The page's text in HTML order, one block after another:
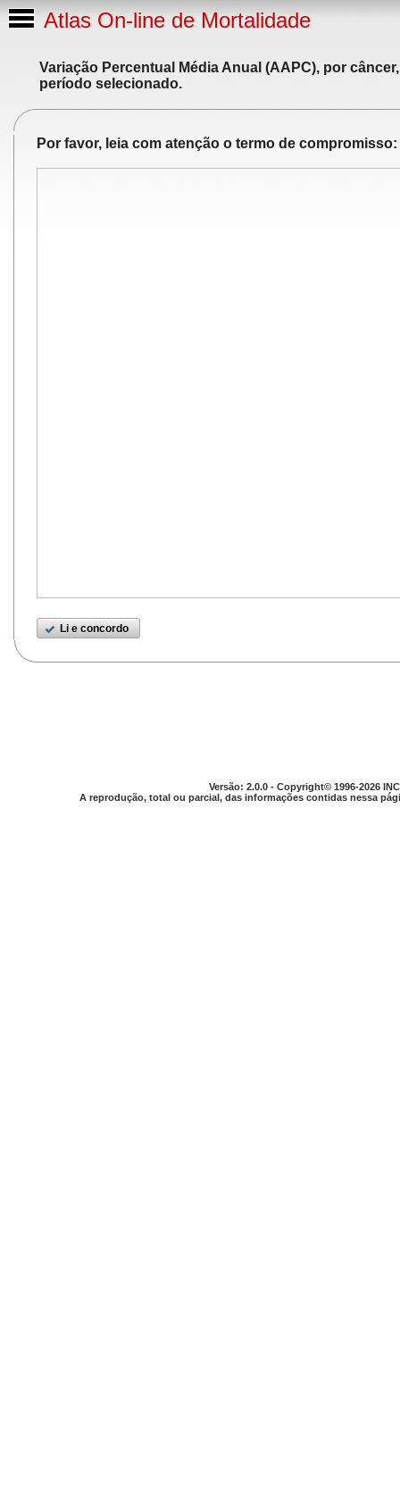
Atlas On-line de Mortalidade
Variação Percentual Média Anual (AAPC), por
período selecionado.
Por favor, leia com atenção o termo de compromisso:
Li e concordo
Versão: 2.0.0 - Copyright© 1996-2026
A reprodução, total ou parcial, das informações contidas nessa